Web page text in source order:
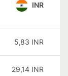
INR
5,83 INR
29,14 INR